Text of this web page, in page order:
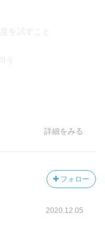
を試すこと
う
詳細をみる
フォロー
2020.12.05